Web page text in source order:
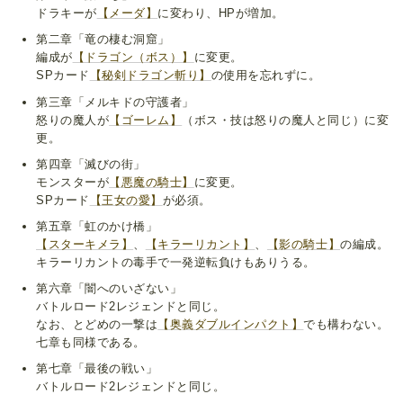
ドラキーが 【メーダ】 に変わり、HPが増加。
第二章「竜の棲む洞窟」
編成が 【ドラゴン（ボス）】 に変更。
SPカード
【秘剣ドラゴン斬り】 の使用を忘れずに。
第三章「メルキドの守護者」
怒りの魔人が 【ゴーレム】
（ボス・技は怒りの魔人と同じ）に変
更。
第四章「滅びの街」
モンスターが 【悪魔の騎士】 に変更。
SPカード
【王女の愛】 が必須。
第五章「虹のかけ橋」
【スターキメラ】
【キラーリカント】 【影の騎士】の編成。
キラーリカントの毒手で一発逆転負けもありうる。
第六章「闇へのいざない」
バトルロード2レジェンドと同じ。
なお、とどめの一撃は 【奥義ダブルインパクト】でも構わない。
七章も同様である。
第七章「最後の戦い」
バトルロード2レジェンドと同じ。